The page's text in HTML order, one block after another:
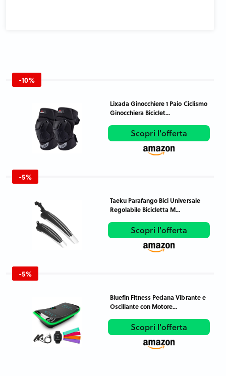
-10%
Lixada Ginocchiere 1 Paio Ciclismo
Ginocchiera Biciclet...
Scopri l'offerta
-5%
Taeku Parafango Bici Universale
Regolabile Bicicletta M...
Scopri l'offerta
-5%
Bluefin Fitness Pedana Vibrante e
Oscillante con Motore...
Scopri l'offerta